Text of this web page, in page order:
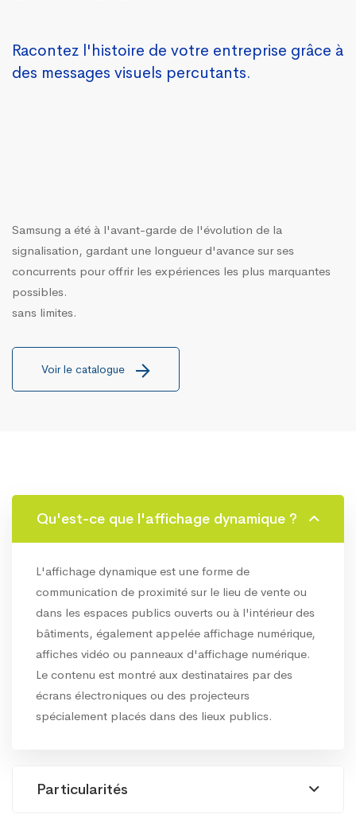
Racontez l'histoire de votre entreprise grâce à
des messages visuels percutants.
Samsung a été à l'avant-garde de l'évolution de la
signalisation, gardant une longueur d'avance sur ses
concurrents pour offrir les expériences les plus marquantes
possibles.
sans limites.
Voir le catalogue
Qu'est-ce que l'affichage dynamique ?
L'affichage dynamique est une forme de
communication de proximité sur le lieu de vente ou
dans les espaces publics ouverts ou à l'intérieur des
bâtiments, également appelée affichage numérique,
affiches vidéo ou panneaux d'affichage numérique.
Le contenu est montré aux destinataires par des
écrans électroniques ou des projecteurs
spécialement placés dans des lieux publics.
Particularités